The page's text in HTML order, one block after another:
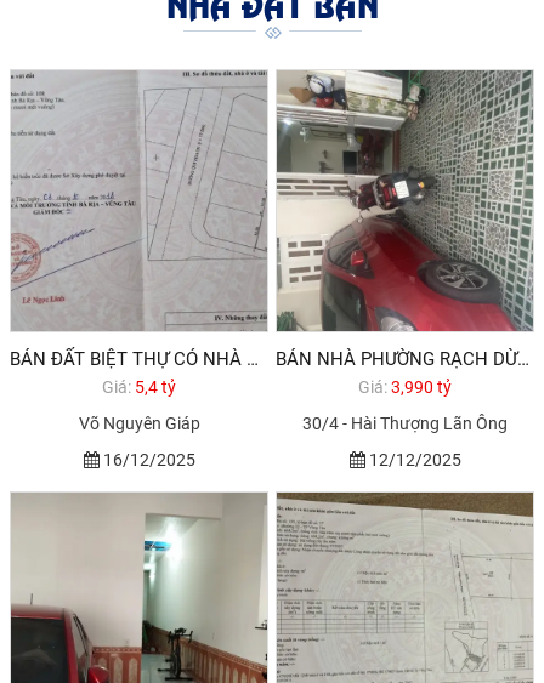
BÁN ĐẤT BIỆT THỰ CÓ NHÀ XƯỞNG VỪA CHO THU NHẬP HÀNG THÁNG VỪA SINH LỜI CAO NGAY KHI XUỐNG TIỀN TẠI T
Giá: 5,4 tỷ
Võ Nguyên Giáp
16/12/2025
BÁN NHÀ PHƯỜNG RẠCH DỪA 3,990 TỶ 2025
Giá:3,990 tỷ
30/4 - Hài Thượng Lãn Ông
12/12/2025